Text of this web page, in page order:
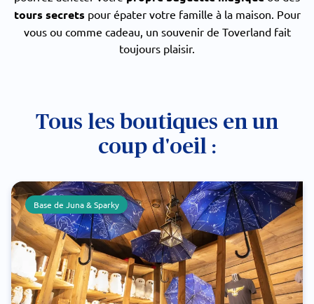
tours secrets pour épater votre famille à la maison. Pour
vous ou comme cadeau, un souvenir de Toverland fait
toujours plaisir.
Tous les boutiques en un
coup d'oeil :
Base de Juna & Sparky